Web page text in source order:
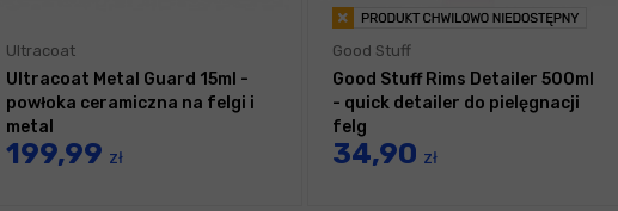
Ultracoat
Ultracoat Metal Guard 15ml -
powłoka ceramiczna na felgi i
metal
199,99 zł
Good Stuff
Good Stuff Rims Detailer 500ml
- quick detailer do pielęgnacji
felg
34,90 zł